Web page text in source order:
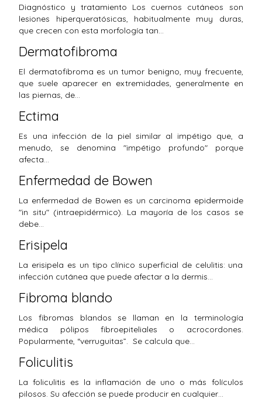
Diagnóstico y tratamiento Los cuernos cutáneos son
lesiones hiperqueratósicas, habitualmente muy duras,
que crecen con esta morfología tan…
Dermatofibroma
El dermatofibroma es un tumor benigno, muy frecuente,
que suele aparecer en extremidades, generalmente en
las piernas, de…
Ectima
Es una infección de la piel similar al impétigo que, a
menudo, se denomina "impétigo profundo" porque
afecta…
Enfermedad de Bowen
La enfermedad de Bowen es un carcinoma epidermoide
"in situ" (intraepidérmico). La mayoría de los casos se
debe…
Erisipela
La erisipela es un tipo clínico superficial de celulitis: una
infección cutánea que puede afectar a la dermis…
Fibroma blando
Los fibromas blandos se llaman en la terminología
médica pólipos fibroepiteliales o acrocordones.
Popularmente, “verruguitas”. Se calcula que…
Foliculitis
La foliculitis es la inflamación de uno o más folículos
pilosos. Su afección se puede producir en cualquier…